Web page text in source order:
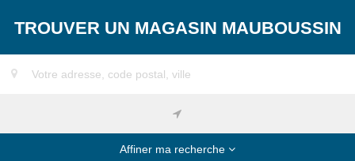
TROUVER UN MAGASIN MAUBOUSSIN
Affiner ma recherche